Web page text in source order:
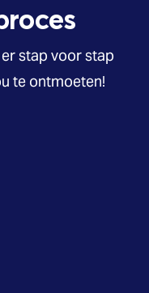
stap voor stap
te ontmoeten!